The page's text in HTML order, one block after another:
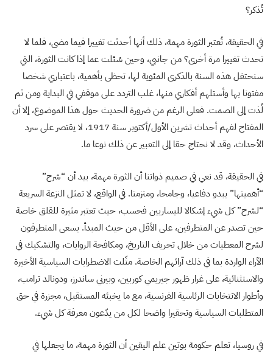
تُذكر؟
في الحقيقة، تُعتبر الثورة مهمة، ذلك أنها أحدثت تغييرا فيما مضى، فلما لا
تحدث تغييرا مرة أخرى؟ من جانبي، وحين سُئلت عما إذا كانت الثورة، التي
سنحتفل هذه السنة بالذكرى المئوية لها، تحظى بأهمية، باعتباري شخصا
مفتونا بها وأستلهم أفكاري منها، غلب التردد على موقفي في البداية ومن ثم
لُذت إلى الصمت. فعلى الرغم من ضرورة الحديث حول هذا الموضوع، إلا أن
المفتاح لفهم أحداث تشرين الأول/أكتوبر سنة 1917، لا يقتصر على سرد
الأحداث، وقد لا نحتاج حقا إلى التعبير عن ذلك نوعا ما.
في الحقيقة، قد نعي في صميم ذواتنا أن الثورة مهمة، بيد أن “شرح”
“أهميتها” يبدو دفاعيا، وجامحا، ومتزمتا. في الواقع، لا تمثل النزعة السريعة
“لشرح” كل شيء إشكالا لليساريين فحسب، حيث تعتبر مثيرة للقلق خاصة
حين تصدر عن المتطرفين، على الأقل من حيث المبدأ. يسعى المتطرفون
لشرح المعطيات من خلال تحريف التاريخ، ومكافحة الروايات، والتشكيك في
الآراء الواردة بما في ذلك آرائهم الخاصة. مثّلت الاضطرابات السياسية الأخيرة
والاستثنائية، على غرار ظهور جيريمي كوربين، وبيرني ساندرز، ودونالد ترامب،
وأطوار الانتخابات الرئاسية الفرنسية، مع ما يخبئه المستقبل، مجزرة في حق
المتطلبات السياسية وتحقيرا واضحا لكل من يدّعون معرفة كل شيء.
في روسيا، تعلم حكومة بوتين علم اليقين أن الثورة مهمة، ما يجعلها في